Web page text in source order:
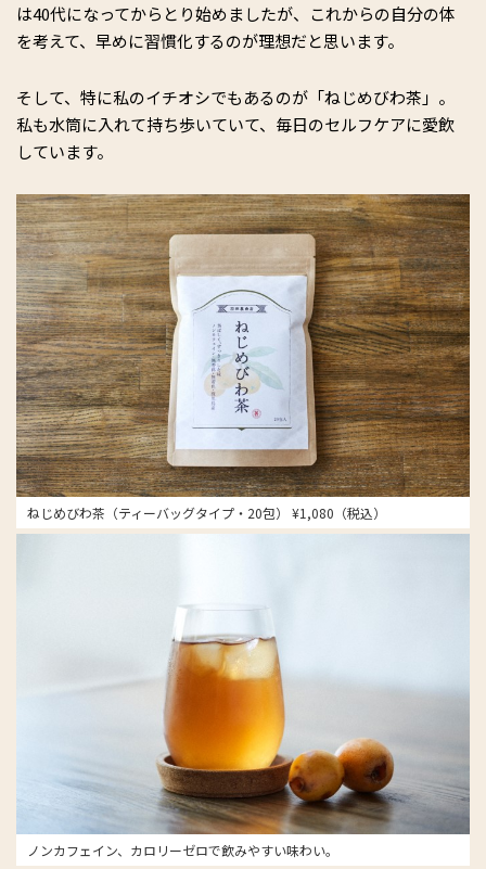
は40代になってからとり始めましたが、これからの自分の体
を考えて、早めに習慣化するのが理想だと思います。
そして、特に私のイチオシでもあるのが「ねじめびわ茶」。
私も水筒に入れて持ち歩いていて、毎日のセルフケアに愛飲
しています。
ねじめびわ茶（ティーバッグタイプ・20包） ¥1,080（税込）
ノンカフェイン、カロリーゼロで飲みやすい味わい。